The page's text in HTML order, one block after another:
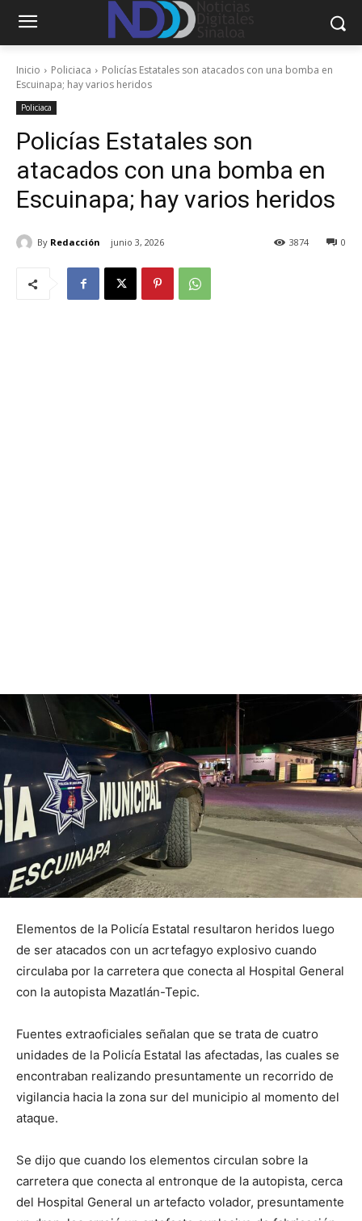
Inicio Policiaca
Policías Estatales son atacados con una bomba en
Escuinapa; hay varios heridos
Policiaca
Policías Estatales son
atacados con una bomba en
Escuinapa; hay varios heridos
By Redacción junio 3, 2026 0
3874
Elementos de la Policía Estatal resultaron heridos luego
de ser atacados con un acrtefagyo explosivo cuando
circulaba por la carretera que conecta al Hospital General
con la autopista Mazatlán-Tepic.
Fuentes extraoficiales señalan que se trata de cuatro
unidades de la Policía Estatal las afectadas, las cuales se
encontraban realizando presuntamente un recorrido de
vigilancia hacia la zona sur del municipio al momento del
ataque.
Se dijo que cuando los elementos circulan sobre la
carretera que conecta al entronque de la autopista, cerca
del Hospital General un artefacto volador, presuntamente